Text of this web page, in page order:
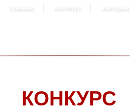
главная институт
КОНКУРС